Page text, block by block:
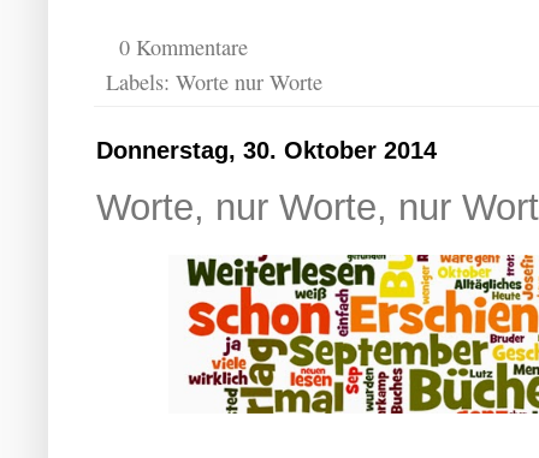
0 Kommentare
Labels: Worte nur Worte
Donnerstag, 30. Oktober 2014
Worte, nur Worte, nur